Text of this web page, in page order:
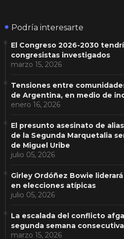
Podría interesarte
El Congreso 2026-2030
congresistas investigados
marzo 15, 2026
Tensiones entre
de Argentina, en medio de
enero 16, 2026
El presunto asesinato de
de la Segunda Marquetalia
de Miguel Uribe
julio 05, 2026
Girley Ordóñez Bowie
en elecciones atípicas
julio 05, 2026
La escalada del conflicto
segunda semana consecutiva
marzo 15, 2026